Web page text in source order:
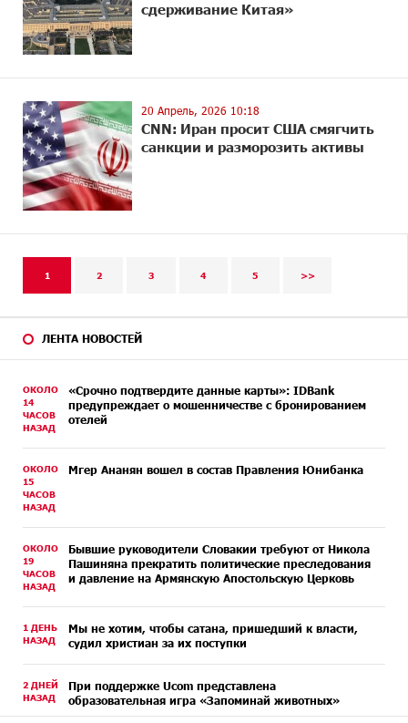
ЛЕНТА НОВОСТЕЙ
ОКОЛО
14
ЧАСОВ
НАЗАД
«Срочно подтвердите данные карты»: IDBank
предупреждает о мошенничестве с бронированием
отелей
ОКОЛО
15
ЧАСОВ
НАЗАД
Мгер Ананян вошел в состав Правления Юнибанка
ОКОЛО
19
ЧАСОВ
НАЗАД
Бывшие руководители Словакии требуют от Никола
Пашиняна прекратить политические преследования
и давление на Армянскую Апостольскую Церковь
1 ДЕНЬ
НАЗАД
Мы не хотим, чтобы сатана, пришедший к власти,
судил христиан за их поступки
2 ДНЕЙ
НАЗАД
При поддержке Ucom представлена
образовательная игра «Запоминай животных»
сдерживание Китая»
20 Апрель, 2026 10:18
CNN: Иран просит США смягчить
санкции и разморозить активы
1 2 3 4 5 >>